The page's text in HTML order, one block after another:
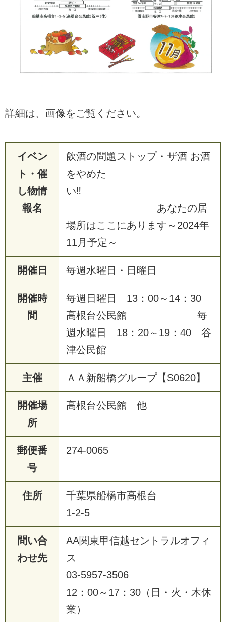
詳細は、画像をご覧ください。
イベン
ト・催
し物情
報名
飲酒の問題ストップ・ザ酒 お酒
をやめた
い‼
あなたの居
場所はここにあります～2024年
11月予定～
開催日 毎週水曜日・日曜日
開催時
間
毎週日曜日 13：00～14：30
高根台公民館 毎
週水曜日 18：20～19：40 谷
津公民館
主催 ＡＡ新船橋グループ【S0620】
開催場
所
高根台公民館 他
郵便番
号
274-0065
住所
千葉県船橋市高根台
1-2-5
問い合
わせ先
AA関東甲信越セントラルオフィ
ス
03-5957-3506
12：00～17：30（日・火・木休
業）